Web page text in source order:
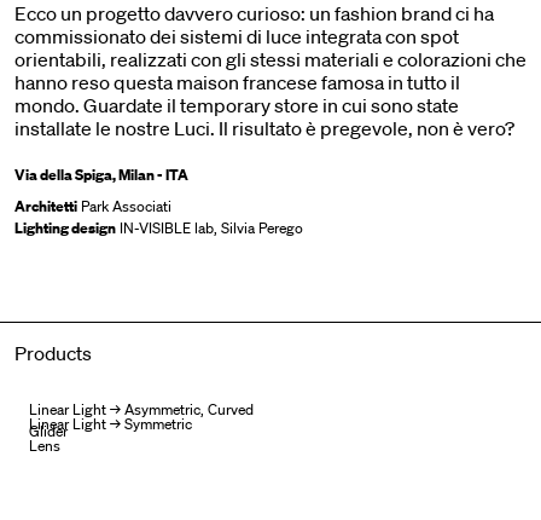
Ecco un progetto davvero curioso: un fashion brand ci ha
commissionato dei sistemi di luce integrata con spot
orientabili, realizzati con gli stessi materiali e colorazioni che
hanno reso questa maison francese famosa in tutto il
mondo. Guardate il temporary store in cui sono state
installate le nostre Luci. Il risultato è pregevole, non è vero?
Via della Spiga, Milan - ITA
Architetti Park Associati
Lighting design IN-VISIBLE lab, Silvia Perego
Products
Linear Light → Asymmetric, Curved
Glider
Linear Light → Symmetric
Lens